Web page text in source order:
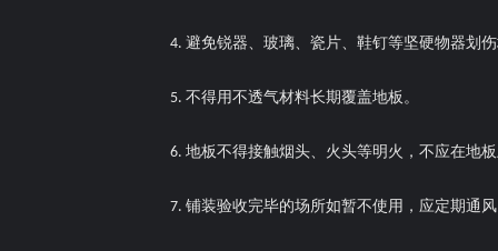
4. 避免锐器、玻璃、瓷片、鞋钉等坚硬物器划
5. 不得用不透气材料长期覆盖地板。
6. 地板不得接触烟头、火头等明火，不应在地
7. 铺装验收完毕的场所如暂不使用，应定期通